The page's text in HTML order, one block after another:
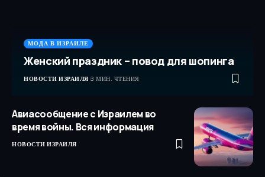
МОДА В ИЗРАИЛЕ
Женский праздник – повод для шопинга
НОВОСТИ ИЗРАИЛЯ 3 МИН. ЧТЕНИЯ
Авиасообщение с Израилем во
время войны. Вся информация
НОВОСТИ ИЗРАИЛЯ